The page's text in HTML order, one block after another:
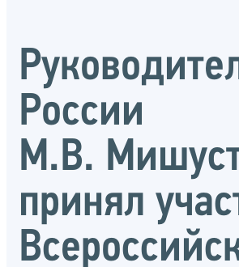
России
М.В.
принял